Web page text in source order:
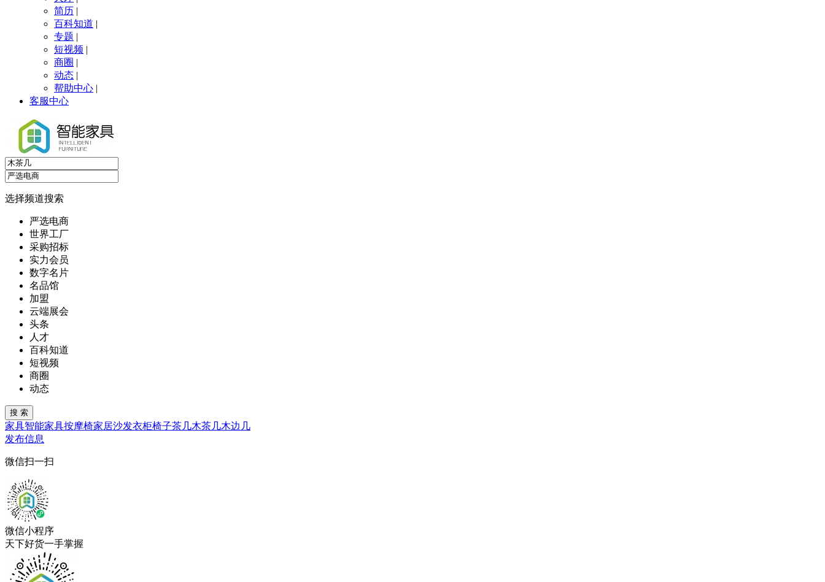
简历 |
百科知道 |
专题 |
短视频 |
商圈 |
动态 |
帮助中心 |
客服中心
选择频道搜索
严选电商
世界工厂
采购招标
实力会员
数字名片
名品馆
加盟
云端展会
头条
人才
百科知道
短视频
商圈
动态
家具智能家具按摩椅家居沙发衣柜椅子茶几木茶几木边几
发布信息
微信扫一扫
微信小程序
天下好货一手掌握